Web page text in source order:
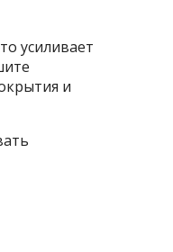
усиливает
и